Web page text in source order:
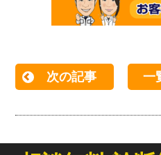
次の記事 一